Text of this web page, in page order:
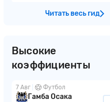
команд в личных встречах
Читать весь гид
Высокие
коэффициенты
7 Авг Футбол
Гамба Осака